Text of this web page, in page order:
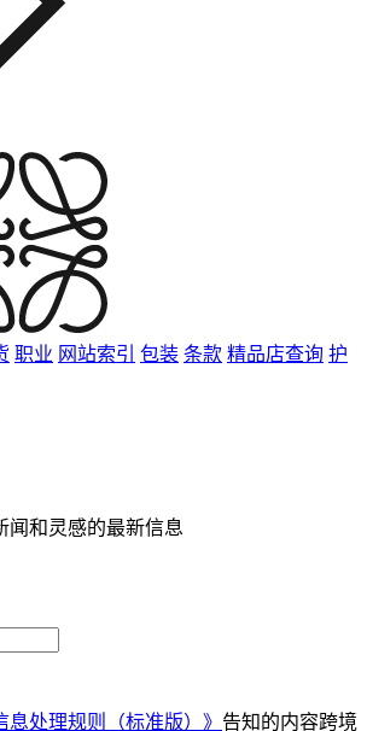
职业 网站索引 包装 条款 精品店查询 护
闻和灵感的最新信息
息处理规则（标准版）》 告知的内容跨境